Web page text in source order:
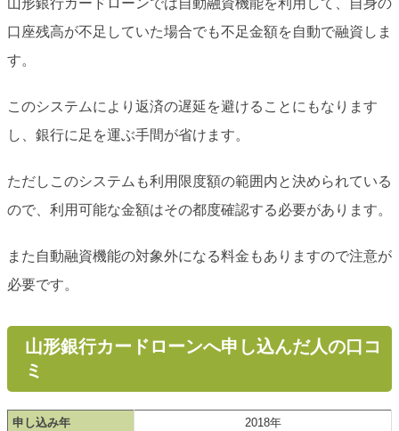
山形銀行カードローンでは自動融資機能を利用して、自身の
口座残高が不足していた場合でも不足金額を自動で融資しま
す。
このシステムにより返済の遅延を避けることにもなります
し、銀行に足を運ぶ手間が省けます。
ただしこのシステムも利用限度額の範囲内と決められている
ので、利用可能な金額はその都度確認する必要があります。
また自動融資機能の対象外になる料金もありますので注意が
必要です。
山形銀行カードローンへ申し込んだ人の口コ
ミ
申し込み年
2018年